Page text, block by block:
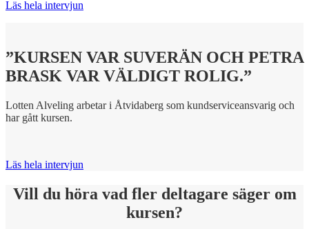
Läs hela intervjun
”KURSEN VAR SUVERÄN OCH PETRA
BRASK VAR VÄLDIGT ROLIG.”
Lotten Alveling arbetar i Åtvidaberg som kundserviceansvarig och
har gått kursen.
Läs hela intervjun
Vill du höra vad fler deltagare säger om
kursen?